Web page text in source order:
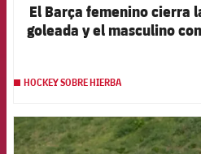
El Barça femenino cierra
goleada y el masculino
HOCKEY SOBRE HIERBA